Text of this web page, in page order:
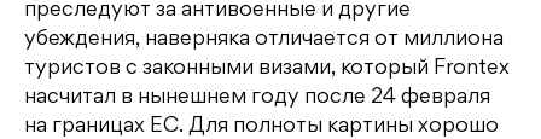
преследуют за антивоенные и другие
убеждения, наверняка отличается от миллиона
туристов с законными визами, который Frontex
насчитал в нынешнем году после 24 февраля
на границах ЕС. Для полноты картины хорошо